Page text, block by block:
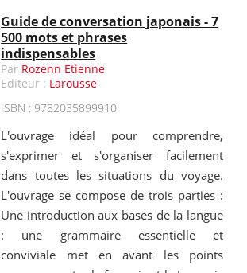
Guide de conversation japonais - 7
500 mots et phrases
indispensables
Par Rozenn Etienne
Editeur : Larousse
ISBN : 9782035899910
L'ouvrage idéal pour comprendre,
s'exprimer et s'organiser facilement
dans toutes les situations du voyage.
L'ouvrage se compose de trois parties :
Une introduction aux bases de la langue
: une grammaire essentielle et
conviviale met en avant les points